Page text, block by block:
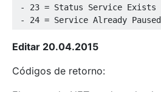
- 23 = Status Service Exists
Editar 20.04.2015
Códigos de retorno: